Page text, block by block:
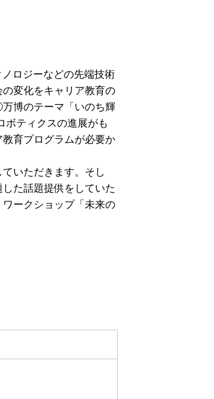
ロジーなどの先端技術
変化をキャリア教育の
博のテーマ「いのち輝
ボティクスの進展がも
育プログラムが必要か
いただきます。そし
た話題提供をしていた
ークショップ「未来の